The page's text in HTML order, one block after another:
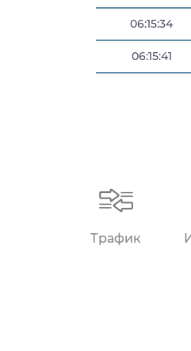
06:15:34
06:15:41
Трафик